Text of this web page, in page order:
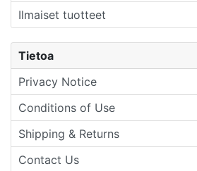
Ilmaiset tuotteet
Tietoa
Privacy Notice
Conditions of Use
Shipping & Returns
Contact Us